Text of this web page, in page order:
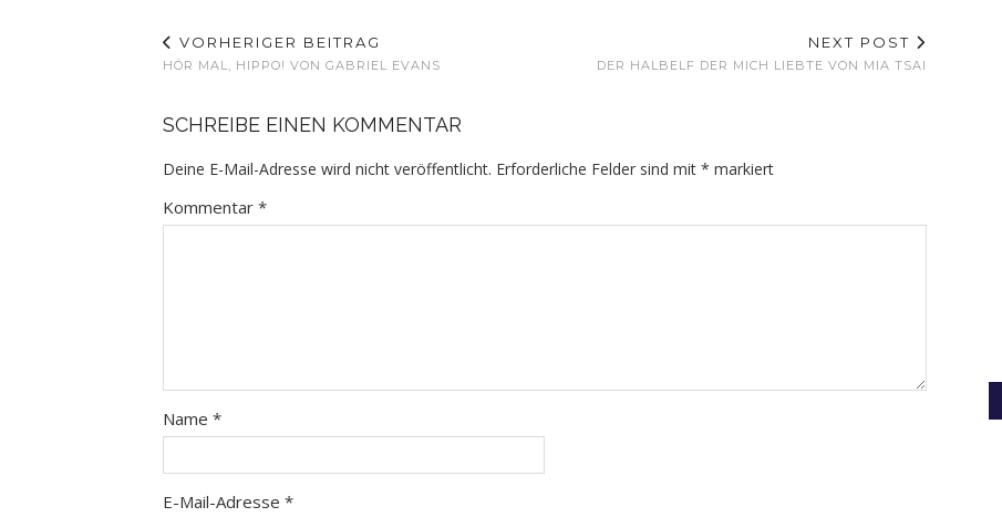
VORHERIGER BEITRAG
HÖR MAL, HIPPO! VON GABRIEL EVANS
NEXT POST
DER HALBELF DER MICH LIEBTE VON MIA TSAI
SCHREIBE EINEN KOMMENTAR
Deine E-Mail-Adresse wird nicht veröffentlicht. Erforderliche Felder sind mit * markiert
Kommentar *
Name *
E-Mail-Adresse *